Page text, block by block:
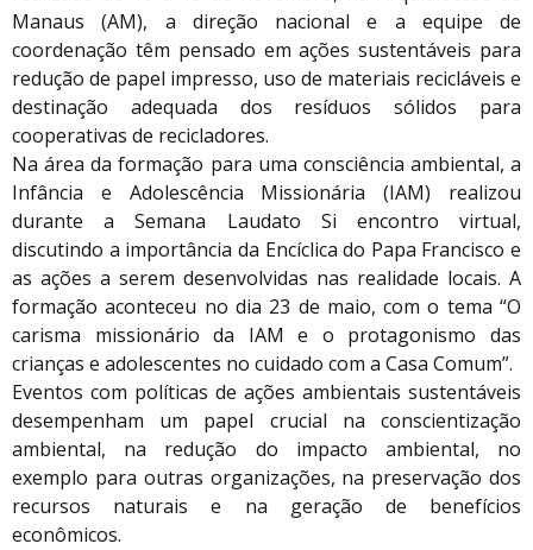
Manaus (AM), a direção nacional e a equipe de
coordenação têm pensado em ações sustentáveis para
redução de papel impresso, uso de materiais recicláveis e
destinação adequada dos resíduos sólidos para
cooperativas de recicladores.
Na área da formação para uma consciência ambiental, a
Infância e Adolescência Missionária (IAM) realizou
durante a Semana Laudato Si encontro virtual,
discutindo a importância da Encíclica do Papa Francisco e
as ações a serem desenvolvidas nas realidade locais. A
formação aconteceu no dia 23 de maio, com o tema “O
carisma missionário da IAM e o protagonismo das
crianças e adolescentes no cuidado com a Casa Comum”.
Eventos com políticas de ações ambientais sustentáveis
desempenham um papel crucial na conscientização
ambiental, na redução do impacto ambiental, no
exemplo para outras organizações, na preservação dos
recursos naturais e na geração de benefícios
econômicos.